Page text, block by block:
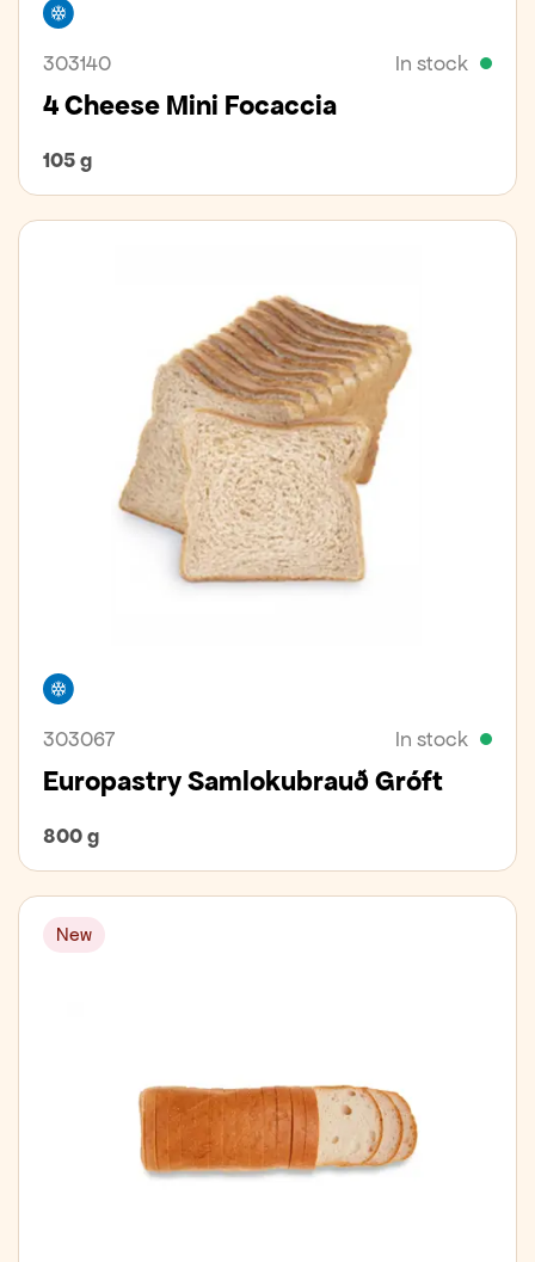
303140 In stock
4 Cheese Mini Focaccia
105 g
303067 In stock
Europastry Samlokubrauð Gróft
800 g
New